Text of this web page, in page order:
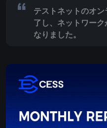
テストネットのオ
了し、ネットワー
なりました。